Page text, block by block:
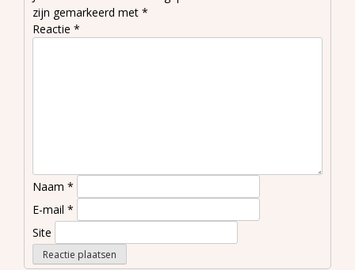
zijn gemarkeerd met *
Reactie *
Naam *
E-mail *
Site